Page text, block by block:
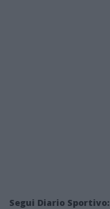
Segui Diario Sportivo: